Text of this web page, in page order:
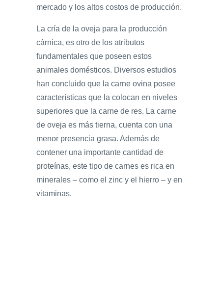
mercado y los altos costos de producción.
La cría de la oveja para la producción
cárnica, es otro de los atributos
fundamentales que poseen estos
animales domésticos. Diversos estudios
han concluido que la carne ovina posee
características que la colocan en niveles
superiores que la carne de res. La carne
de oveja es más tierna, cuenta con una
menor presencia grasa. Además de
contener una importante cantidad de
proteínas, este tipo de carnes es rica en
minerales – como el zinc y el hierro – y en
vitaminas.